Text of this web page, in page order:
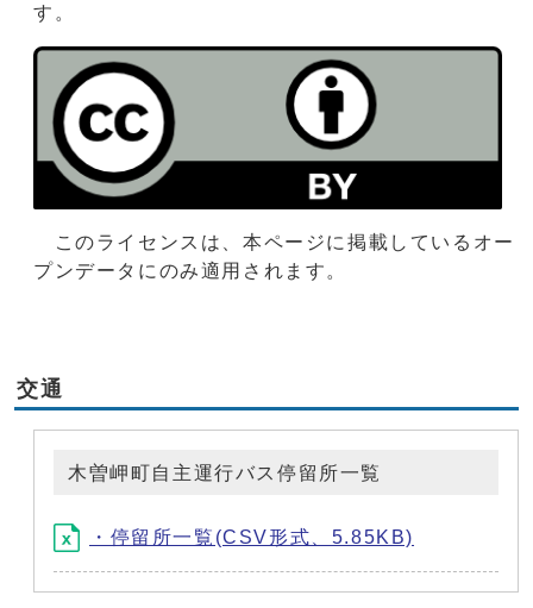
す。
このライセンスは、本ページに掲載しているオー
プンデータにのみ適用されます。
交通
木曽岬町自主運行バス停留所一覧
・停留所一覧(CSV形式、5.85KB)